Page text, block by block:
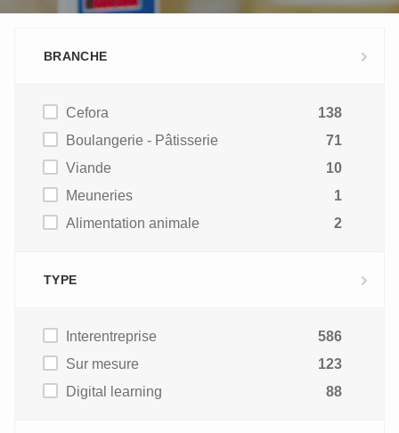
BRANCHE
Cefora
138
Boulangerie - Pâtisserie
71
Viande
10
Meuneries
1
Alimentation animale
2
TYPE
Interentreprise
586
Sur mesure
123
Digital learning
88